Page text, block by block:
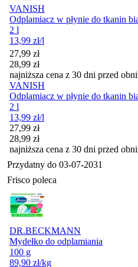
VANISH
Odplamiacz w płynie do tkanin
2 l
13,99 zł/l
Cena promocyjna
27,99 zł
28,99 zł
najniższa cena z 30 dni przed
VANISH
Odplamiacz w płynie do tkanin
2 l
13,99 zł/l
Cena promocyjna
27,99 zł
28,99 zł
najniższa cena z 30 dni przed
Przydatny do 03-07-2031
Frisco poleca
DR.BECKMANN
Mydełko do odplamiania
100 g
89,90 zł/kg